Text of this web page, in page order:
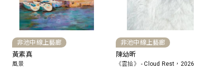
非池中線上藝廊
黃素真
風景
非池中線上藝廊
陳幼昕
《雲拾》 - Cloud Rest，2026